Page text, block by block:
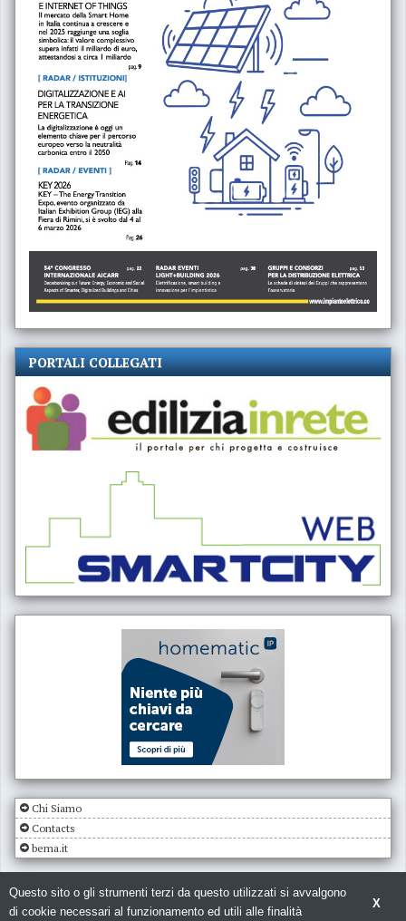
PORTALI COLLEGATI
Chi Siamo
Contacts
bema.it
X
Questo sito o gli strumenti terzi da questo utilizzati si avvalgono
di cookie necessari al funzionamento ed utili alle finalità